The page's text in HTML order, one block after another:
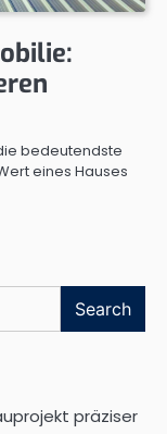
bedeutendste
eines Hauses
Search
präziser